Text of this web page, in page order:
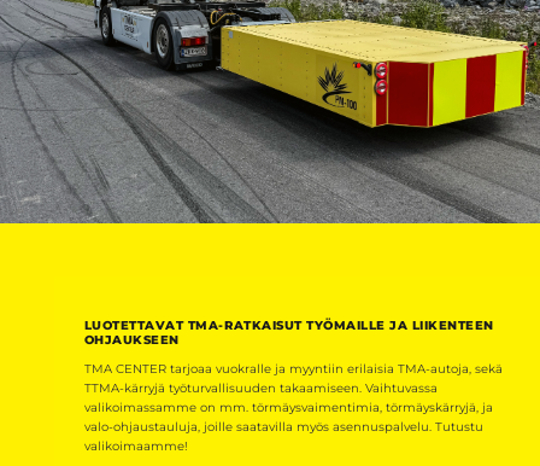
LUOTETTAVAT TMA-RATKAISUT TYÖMAILLE JA LIIKENTEEN
OHJAUKSEEN
TMA CENTER tarjoaa vuokralle ja myyntiin erilaisia TMA-autoja, sekä
TTMA-kärryjä työturvallisuuden takaamiseen. Vaihtuvassa
valikoimassamme on mm. törmäysvaimentimia, törmäyskärryjä, ja
valo-ohjaustauluja, joille saatavilla myös asennuspalvelu. Tutustu
valikoimaamme!